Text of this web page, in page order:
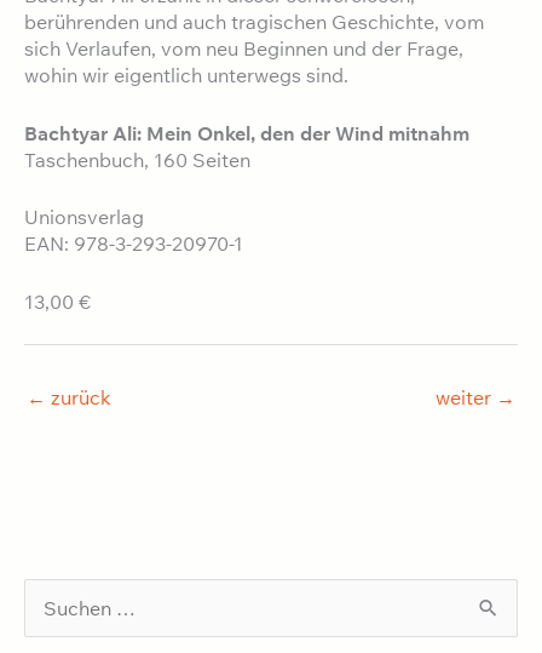
berührenden und auch tragischen Geschichte, vom
sich Verlaufen, vom neu Beginnen und der Frage,
wohin wir eigentlich unterwegs sind.
Bachtyar Ali: Mein Onkel, den der Wind mitnahm
Taschenbuch, 160 Seiten
Unionsverlag
EAN: 978-3-293-20970-1
13,00 €
← zurück weiter →
u